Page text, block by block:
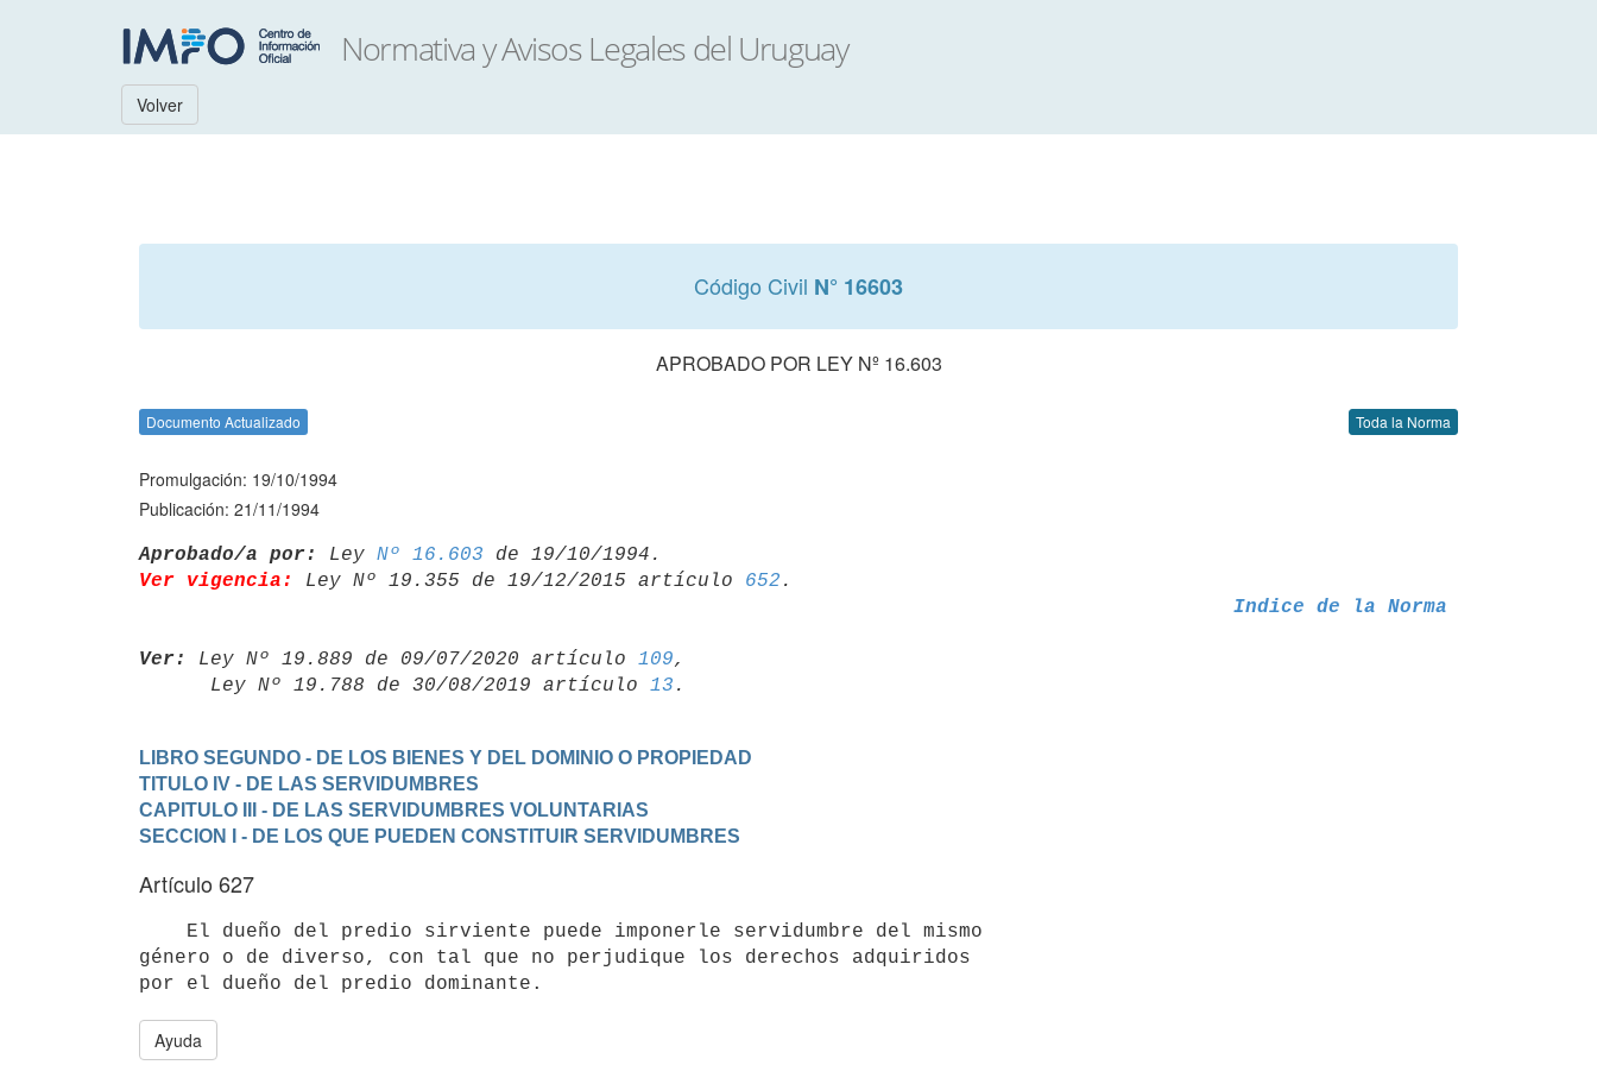
Volver
Código Civil N° 16603
APROBADO POR LEY Nº 16.603
Documento Actualizado Toda la Norma
Promulgación: 19/10/1994
Publicación: 21/11/1994
Aprobado/a por: Ley Nº 16.603
Ver vigencia:
Ley Nº 19.355 de 19/12/2015 artículo 652
Indice de la Norma
Ver: Ley Nº 19.889 de 09/07/2020 artículo 109,
      Ley Nº 19.788 de 30/08/2019 artículo
13
LIBRO SEGUNDO - DE LOS BIENES Y DEL DOMINIO O PROPIEDAD
TITULO IV - DE LAS SERVIDUMBRES
CAPITULO III - DE LAS SERVIDUMBRES VOLUNTARIAS
SECCION I - DE LOS QUE PUEDEN CONSTITUIR SERVIDUMBRES
Artículo 627
género o de diverso, con tal que no perjudique los derechos adquiridos
Ayuda